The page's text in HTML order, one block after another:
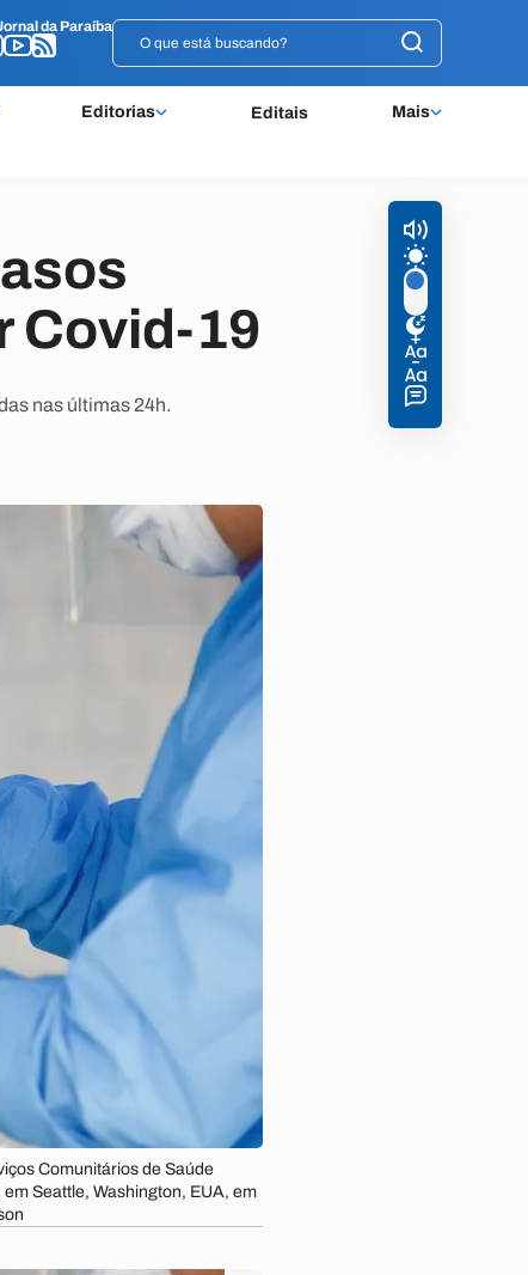
da Paraíba
Editorias Editais Mais
da Paraíba
Covid-19
nas últimas 24h.
Comunitários de Saúde
Seattle, Washington, EUA, em